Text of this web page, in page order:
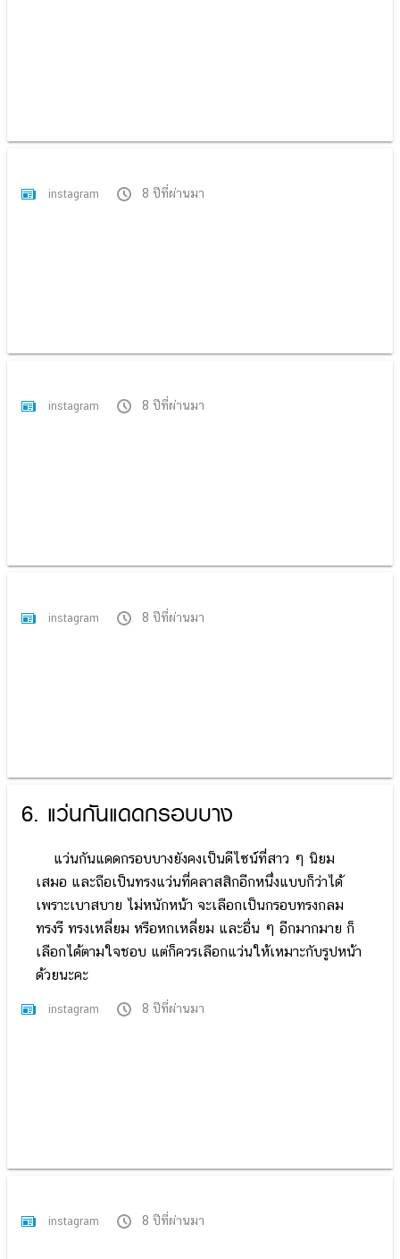
instagram 8 ปีที่ผ่านมา
instagram 8 ปีที่ผ่านมา
instagram 8 ปีที่ผ่านมา
6. แว่นกันแดดกรอบบาง
แว่นกันแดดกรอบบางยังคงเป็นดีไซน์ที่สาว ๆ นิยม
เสมอ และถือเป็นทรงแว่นที่คลาสสิกอีกหนึ่งแบบก็ว่าได้
เพราะเบาสบาย ไม่หนักหน้า จะเลือกเป็นกรอบทรงกลม
ทรงรี ทรงเหลี่ยม หรือหกเหลี่ยม และอื่น ๆ อีกมากมาย ก็
เลือกได้ตามใจชอบ แต่ก็ควรเลือกแว่นให้เหมาะกับรูปหน้า
ด้วยนะคะ
instagram 8 ปีที่ผ่านมา
instagram 8 ปีที่ผ่านมา